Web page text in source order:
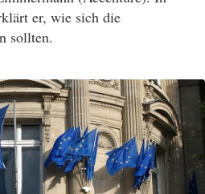
er, wie sich die
sollten.